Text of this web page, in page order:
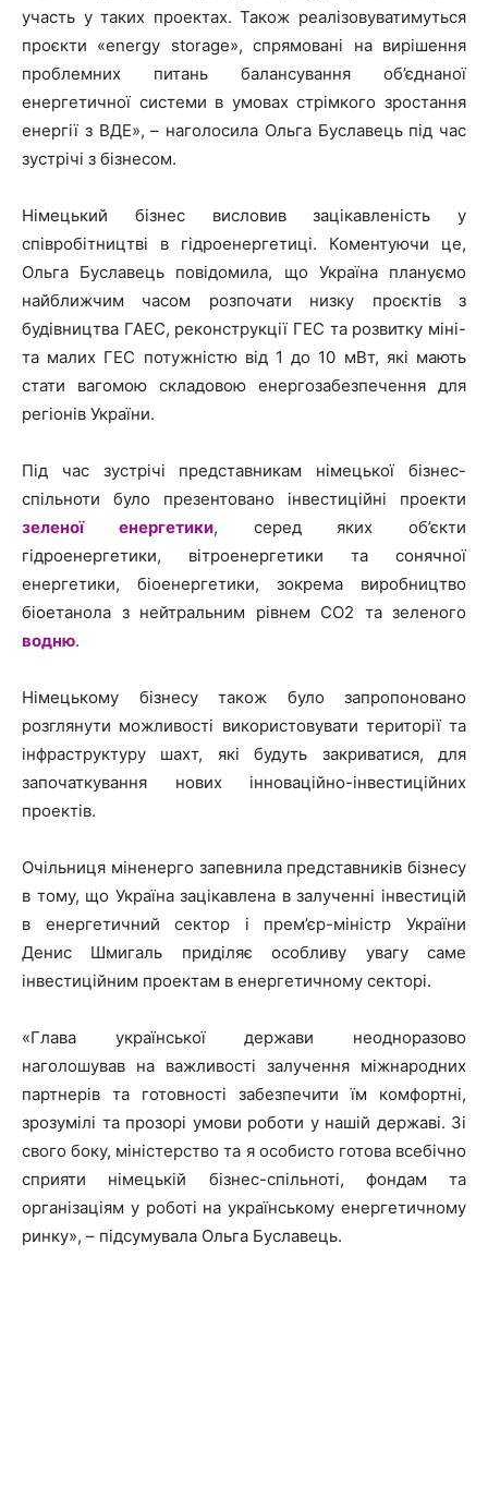
участь у таких проектах. Також реалізовуватимуться
проєкти «energy storage», спрямовані на вирішення
проблемних питань балансування об’єднаної
енергетичної системи в умовах стрімкого зростання
енергії з ВДЕ», – наголосила Ольга Буславець під час
зустрічі з бізнесом.
Німецький бізнес висловив зацікавленість у
співробітництві в гідроенергетиці. Коментуючи це,
Ольга Буславець повідомила, що Україна плануємо
найближчим часом розпочати низку проєктів з
будівництва ГАЕС, реконструкції ГЕС та розвитку міні-
та малих ГЕС потужністю від 1 до 10 мВт, які мають
стати вагомою складовою енергозабезпечення для
регіонів України.
Під час зустрічі представникам німецької бізнес-
спільноти було презентовано інвестиційні проекти
зеленої енергетики, серед яких об’єкти
гідроенергетики, вітроенергетики та сонячної
енергетики, біоенергетики, зокрема виробництво
біоетанола з нейтральним рівнем СО2 та зеленого
водню.
Німецькому бізнесу також було запропоновано
розглянути можливості використовувати території та
інфраструктуру шахт, які будуть закриватися, для
започаткування нових інноваційно-інвестиційних
проектів.
Очільниця міненерго запевнила представників бізнесу
в тому, що Україна зацікавлена в залученні інвестицій
в енергетичний сектор і прем’єр-міністр України
Денис Шмигаль приділяє особливу увагу саме
інвестиційним проектам в енергетичному секторі.
«Глава української держави неодноразово
наголошував на важливості залучення міжнародних
партнерів та готовності забезпечити їм комфортні,
зрозумілі та прозорі умови роботи у нашій державі. Зі
свого боку, міністерство та я особисто готова всебічно
сприяти німецькій бізнес-спільноті, фондам та
організаціям у роботі на українському енергетичному
ринку», – підсумувала Ольга Буславець.